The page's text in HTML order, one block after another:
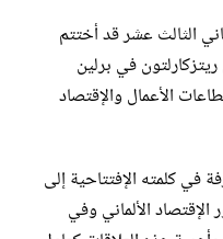
الثالث عشر قد أختتم
2010 في فندق ريتزكارلتون في ‏برلين
من ممثلي قطاعات الأعمال والإقتصاد
في كلمته الإفتتاحية إلى
‏الألماني وفي